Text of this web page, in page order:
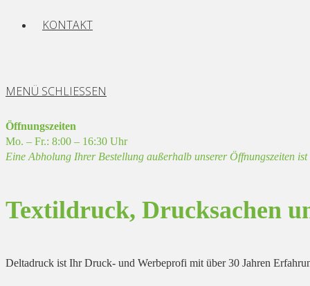
KONTAKT
MENÜ SCHLIESSEN
Öffnungszeiten
Mo. – Fr.: 8:00 – 16:30 Uhr
Eine Abholung Ihrer Bestellung außerhalb unserer Öffnungszeiten
Textildruck, Drucksachen
Deltadruck ist Ihr Druck- und Werbeprofi mit über 30 Jahren